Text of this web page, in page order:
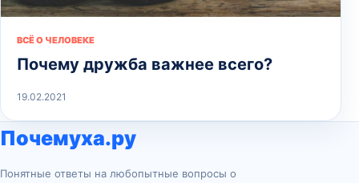
ВСЁ О ЧЕЛОВЕКЕ
Почему дружба важнее всего?
19.02.2021
Почемуха.ру
Понятные ответы на любопытные вопросы о